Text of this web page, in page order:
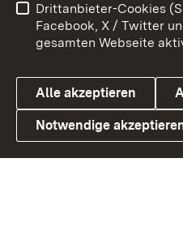
Link zum Landesportal
Benutzungshinweise
Datenschutz
Drittanbieter-Cookies
Facebook, X / Twitter
gesamten Webseite
Alle akzeptieren
Notwendige